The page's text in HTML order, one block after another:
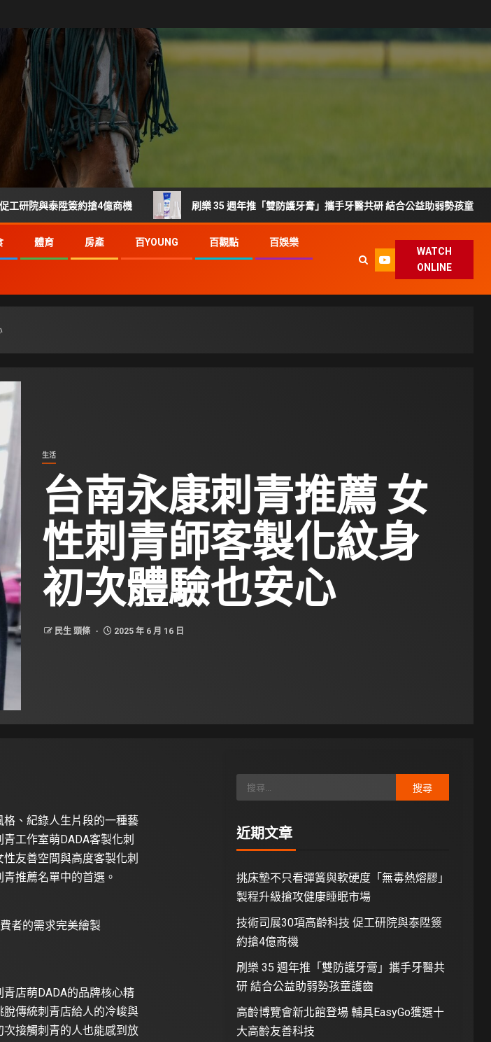
陞簽約搶4億商機 刷樂 35 週年推「雙防護牙膏」攜手牙醫共研 結合公益助弱勢孩童護齒
體育 房產 百YOUNG 百觀點 百娛樂
WATCH
ONLINE
生活
台南永康刺青推薦 女
性刺青師客製化紋身
初次體驗也安心
民生 頭條 2025 年 6 月 16 日
、紀錄人生片段的一種藝
工作室萌DADA客製化刺
友善空間與高度客製化刺
推薦名單中的首選。
者的需求完美繪製
店萌DADA的品牌核心精
傳統刺青店給人的冷峻與
接觸刺青的人也能感到放
近期文章
挑床墊不只看彈簧與軟硬度「無毒熱熔膠」
製程升級搶攻健康睡眠市場
技術司展30項高齡科技 促工研院與泰陞簽
約搶4億商機
刷樂 35 週年推「雙防護牙膏」攜手牙醫共
研 結合公益助弱勢孩童護齒
高齡博覽會新北館登場 輔具EasyGo獲選十
大高齡友善科技